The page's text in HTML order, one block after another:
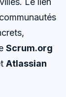
Scrum.org
Atlassian